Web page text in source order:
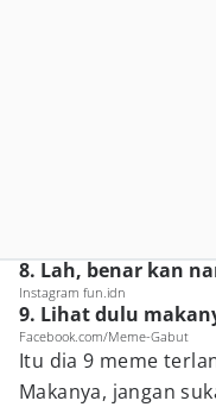
8. Lah, benar kan
Instagram fun.idn
9. Lihat dulu
Facebook.com/Meme-Gabut
Itu dia 9 meme
Makanya, jangan